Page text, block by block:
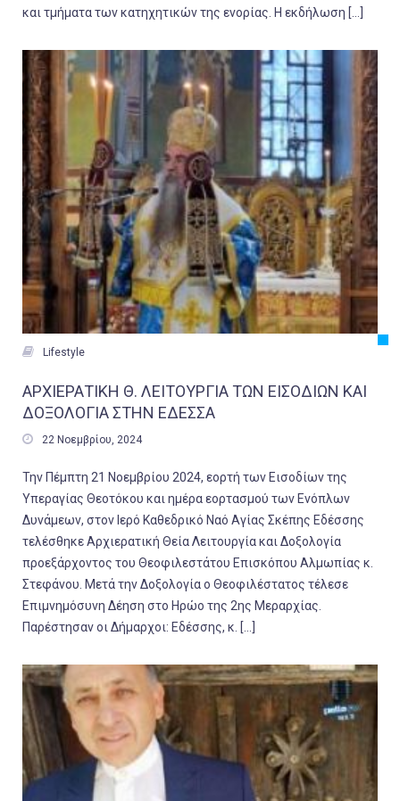
και τμήματα των κατηχητικών της ενορίας. Η εκδήλωση […]
 Lifestyle
ΑΡΧΙΕΡΑΤΙΚΗ Θ. ΛΕΙΤΟΥΡΓΙΑ ΤΩΝ ΕΙΣΟΔΙΩΝ ΚΑΙ
ΔΟΞΟΛΟΓΙΑ ΣΤΗΝ ΕΔΕΣΣΑ
 22 Νοεμβρίου, 2024
Την Πέμπτη 21 Νοεμβρίου 2024, εορτή των Εισοδίων της
Υπεραγίας Θεοτόκου και ημέρα εορτασμού των Ενόπλων
Δυνάμεων, στον Ιερό Καθεδρικό Ναό Αγίας Σκέπης Εδέσσης
τελέσθηκε Αρχιερατική Θεία Λειτουργία και Δοξολογία
προεξάρχοντος του Θεοφιλεστάτου Επισκόπου Αλμωπίας κ.
Στεφάνου. Μετά την Δοξολογία ο Θεοφιλέστατος τέλεσε
Επιμνημόσυνη Δέηση στο Ηρώο της 2ης Μεραρχίας.
Παρέστησαν οι Δήμαρχοι: Εδέσσης, κ. […]